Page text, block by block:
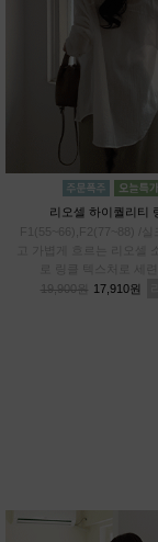
리오셀 하이퀄리티
F1(55~66),F2(77~88) /실
고 가볍게 흐르는 리오셀
로 링클 텍스처로 세
19,900원 17,910원